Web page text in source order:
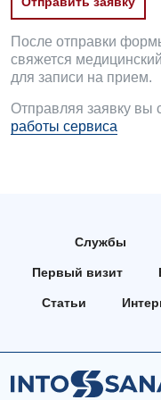
УЗИ
Эндоскопическое
Для взрослых
Бесплатные услуги
Вакцинация
Гематология
Отделение
Скорая
Хирургическое
Эндоскопическое
Украинский
Русский
После отправки
свяжется
для записи на прием.
Отправляя заявку вы
работы сервиса
Службы
Первый визит
Статьи